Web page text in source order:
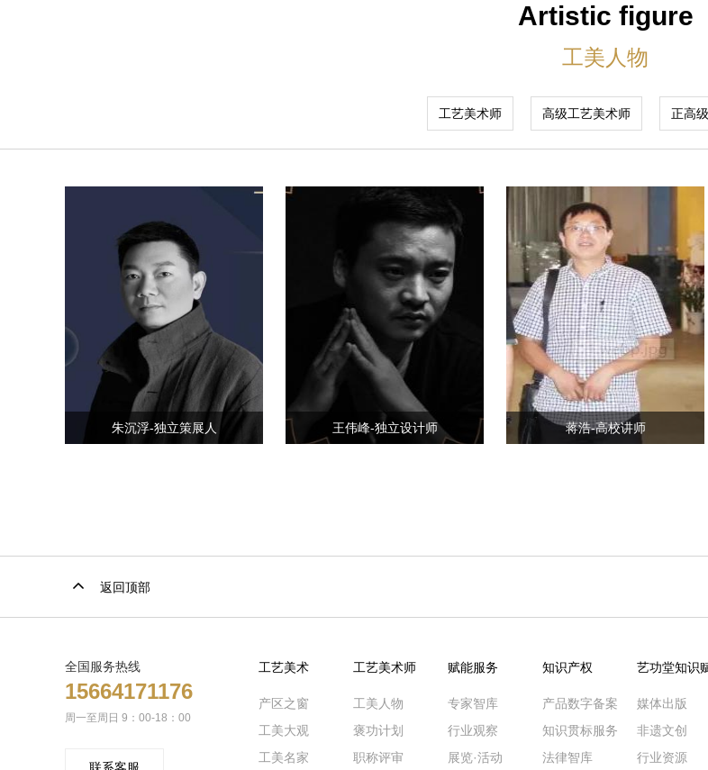
Artistic figure
工美人物
工艺美术师 高级工艺美术师 正高
朱沉浮-独立策展人 王伟峰-独立设计师 蒋浩-高校讲师
返回顶部
全国服务热线
15664171176
周一至周日 9：00-18：00
工艺美术
产区之窗
工美大观
工美名家
工艺美术师
工美人物
褒功计划
职称评审
赋能服务
专家智库
行业观察
展览·活动
知识产权
产品数字备案
知识贯标服务
法律智库
艺功堂知识
媒体出版
非遗文创
行业资源